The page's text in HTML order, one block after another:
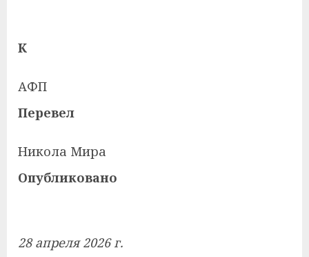
К
АФП
Перевел
Никола Мира
Опубликовано
28 апреля 2026 г.